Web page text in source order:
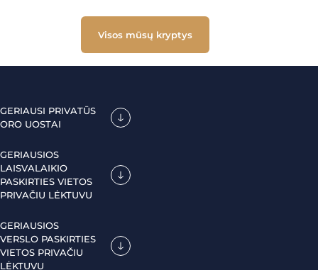
Visos mūsų kryptys
GERIAUSI PRIVATŪS
ORO UOSTAI
GERIAUSIOS
LAISVALAIKIO
PASKIRTIES VIETOS
PRIVAČIU LĖKTUVU
GERIAUSIOS
VERSLO PASKIRTIES
VIETOS PRIVAČIU
LĖKTUVU